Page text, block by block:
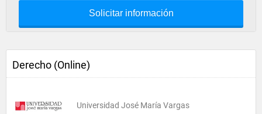
Solicitar información
Derecho (Online)
Universidad José María Vargas